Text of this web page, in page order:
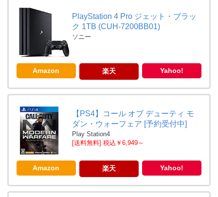
PlayStation 4 Pro ジェット・ブラッ
ク 1TB (CUH-7200BB01)
ソニー
Amazon 楽天 Yahoo!
【PS4】コール オブ デューティ モ
ダン・ウォーフェア [予約受付中]
Play Station4
[送料無料] 税込￥6,949～
Amazon 楽天 Yahoo!